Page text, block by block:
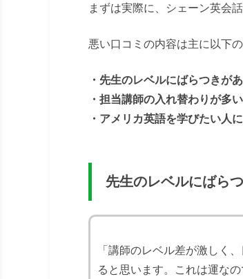
まずは実際に、シェーン英会
悪い口コミの内容は主に以下の
・先生のレベルにばらつきが
・担当講師の入れ替わりが多い
・アメリカ英語を学びたい人
先生のレベルにばら
「講師のレベル差が激しく
ると思います。これは運な